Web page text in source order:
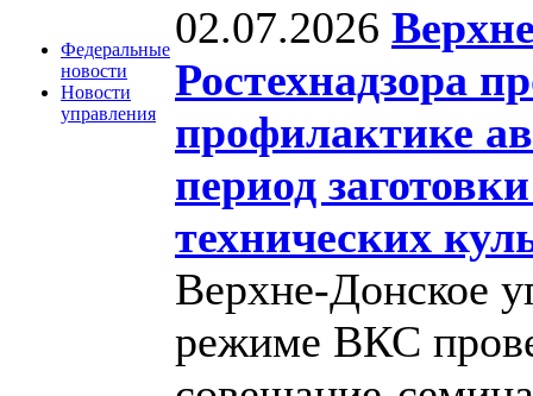
Федеральные
новости
Новости
управления
02.07.2026
Ростехнадзора
профилактике
период
технических
Верхне-Донское
режиме ВКС